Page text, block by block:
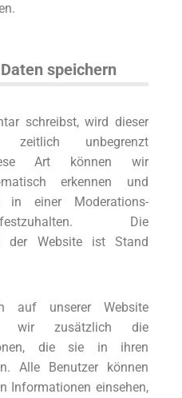
speichern
schreibst, wird dieser
zeitlich unbegrenzt
Art können wir
erkennen und
in einer Moderations-
Die
der Website ist Stand
auf unserer Website
wir zusätzlich die
die sie in ihren
Alle Benutzer können
Informationen einsehen,